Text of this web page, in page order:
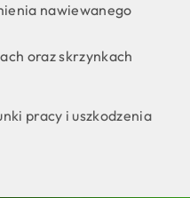
nawiewanego
oraz skrzynkach
pracy i uszkodzenia